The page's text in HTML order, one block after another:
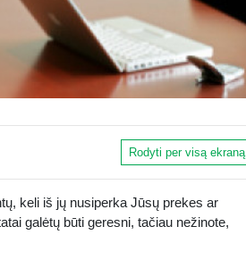
Rodyti per visą ekraną
keli iš jų nusiperka Jūsų prekes ar
galėtų būti geresni, tačiau nežinote,